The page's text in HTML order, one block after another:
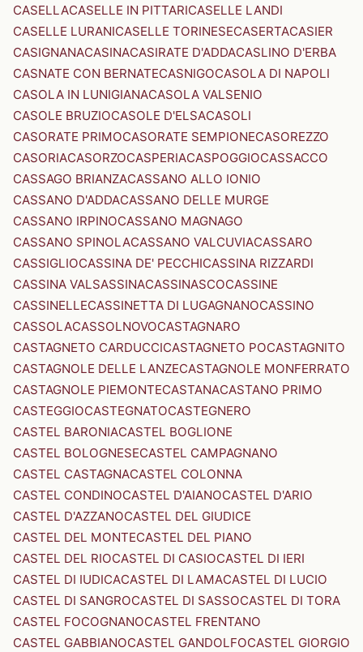
CASELLACASELLE IN PITTARICASELLE LANDI
CASELLE LURANICASELLE TORINESECASERTACASIER
CASIGNANACASINACASIRATE D'ADDACASLINO D'ERBA
CASNATE CON BERNATECASNIGOCASOLA DI NAPOLI
CASOLA IN LUNIGIANACASOLA VALSENIO
CASOLE BRUZIOCASOLE D'ELSACASOLI
CASORATE PRIMOCASORATE SEMPIONECASOREZZO
CASORIACASORZOCASPERIACASPOGGIOCASSACCO
CASSAGO BRIANZACASSANO ALLO IONIO
CASSANO D'ADDACASSANO DELLE MURGE
CASSANO IRPINOCASSANO MAGNAGO
CASSANO SPINOLACASSANO VALCUVIACASSARO
CASSIGLIOCASSINA DE' PECCHICASSINA RIZZARDI
CASSINA VALSASSINACASSINASCOCASSINE
CASSINELLECASSINETTA DI LUGAGNANOCASSINO
CASSOLACASSOLNOVOCASTAGNARO
CASTAGNETO CARDUCCICASTAGNETO POCASTAGNITO
CASTAGNOLE DELLE LANZECASTAGNOLE MONFERRATO
CASTAGNOLE PIEMONTECASTANACASTANO PRIMO
CASTEGGIOCASTEGNATOCASTEGNERO
CASTEL BARONIACASTEL BOGLIONE
CASTEL BOLOGNESECASTEL CAMPAGNANO
CASTEL CASTAGNACASTEL COLONNA
CASTEL CONDINOCASTEL D'AIANOCASTEL D'ARIO
CASTEL D'AZZANOCASTEL DEL GIUDICE
CASTEL DEL MONTECASTEL DEL PIANO
CASTEL DEL RIOCASTEL DI CASIOCASTEL DI IERI
CASTEL DI IUDICACASTEL DI LAMACASTEL DI LUCIO
CASTEL DI SANGROCASTEL DI SASSOCASTEL DI TORA
CASTEL FOCOGNANOCASTEL FRENTANO
CASTEL GABBIANOCASTEL GANDOLFOCASTEL GIORGIO